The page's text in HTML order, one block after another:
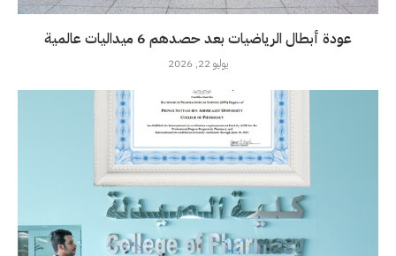
عودة أبطال الرياضيات بعد حصدهم 6 ميداليات عالمية
يوليو 22, 2026